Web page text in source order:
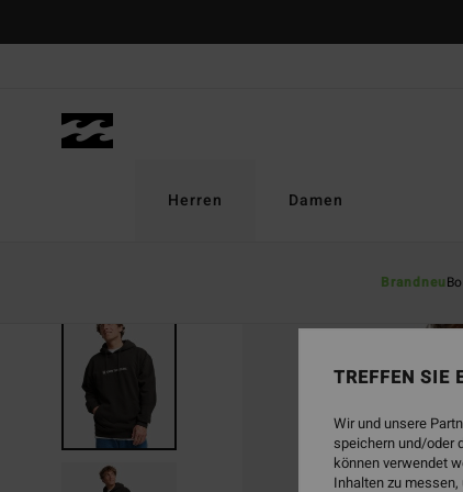
Herren
Brandneu
Damen
TREFFEN SIE
Wir und unsere
speichern und/oder
können verwendet
Inhalten zu